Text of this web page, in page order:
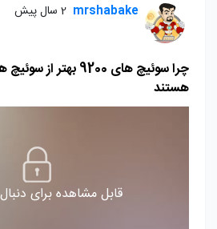
mrshabake 2 سال پیش
هستند
قابل مشاهده برای